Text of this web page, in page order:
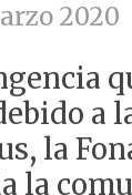
2020
a
la
la